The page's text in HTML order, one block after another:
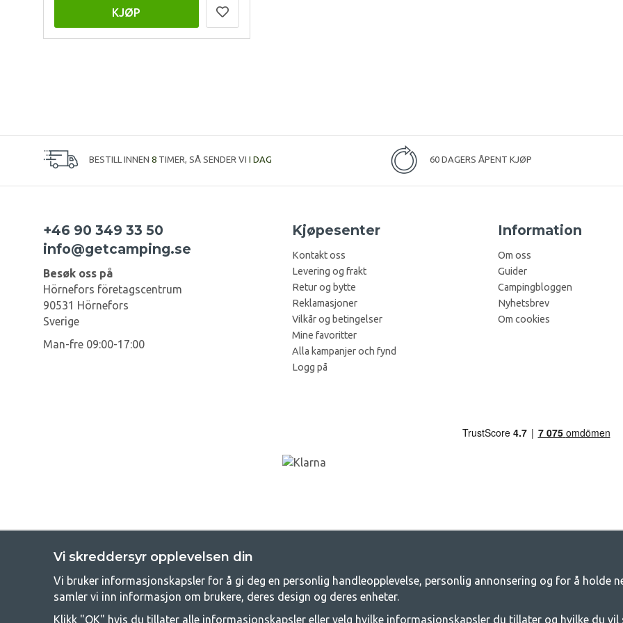
KJØP
BESTILL INNEN 8 TIMER, SÅ SENDER VI I DAG 60 DAGERS ÅPENT KJØP
+46 90 349 33 50
info@getcamping.se
Besøk oss på
Hörnefors företagscentrum
90531 Hörnefors
Sverige
Man-fre 09:00-17:00
Kjøpesenter
Kontakt oss
Levering og frakt
Retur og bytte
Reklamasjoner
Vilkår og betingelser
Mine favoritter
Alla kampanjer och fynd
Logg på
Information
Om oss
Guider
Campingbloggen
Nyhetsbrev
Om cookies
GetCamping - Din butikk for camping og
Vi skreddersyr opplevelsen din
Vi bruker informasjonskapsler for å gi deg en personlig handleopplevelse, personlig annonsering og for å holde
samler vi inn informasjon om brukere, deres design og deres enheter.
Klikk "OK" hvis du tillater alle informasjonskapsler eller velg hvilke informasjonskapsler du tillater og hvilke du